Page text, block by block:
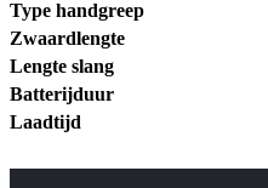
Type handgreep
Zwaardlengte
Lengte slang
Batterijduur
Laadtijd